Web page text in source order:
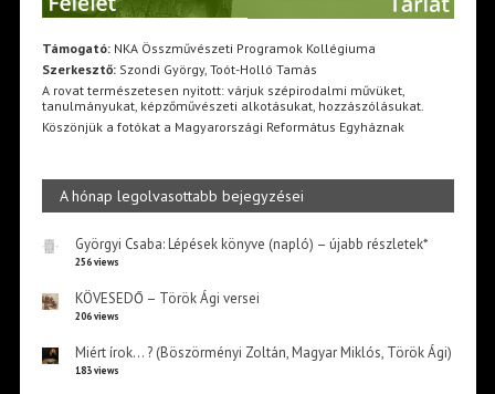
Támogató:NKA Összművészeti Programok Kollégiuma
Szerkesztő:Szondi György, Toót-Holló Tamás
A rovat természetesen nyitott: várjuk szépirodalmi művüket,
tanulmányukat, képzőművészeti alkotásukat, hozzászólásukat.
Köszönjük a fotókat a Magyarországi Református Egyháznak
A hónap legolvasottabb bejegyzései
Györgyi Csaba: Lépések könyve (napló) – újabb részletek*
256 views
KÖVESEDŐ – Török Ági versei
206 views
Miért írok… ? (Böszörményi Zoltán, Magyar Miklós, Török Ági)
183 views